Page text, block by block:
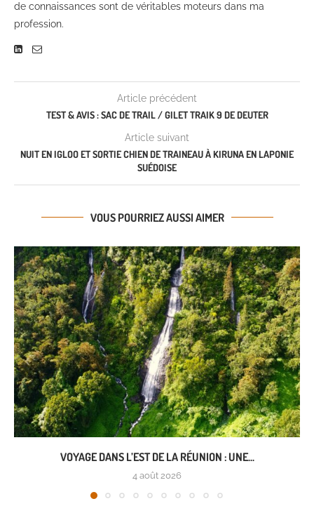
de connaissances sont de véritables moteurs dans ma
profession.
Article précédent
TEST & AVIS : SAC DE TRAIL / GILET TRAIK 9 DE DEUTER
Article suivant
NUIT EN IGLOO ET SORTIE CHIEN DE TRAINEAU À KIRUNA EN LAPONIE
SUÉDOISE
VOUS POURRIEZ AUSSI AIMER
VOYAGE DANS L’EST DE LA RÉUNION : UNE...
4 août 2026